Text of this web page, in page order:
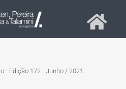
- Edição 172 - Junho / 2021